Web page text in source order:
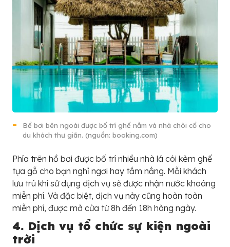
Bể bơi bên ngoài được bố trí ghế nằm và nhà chòi cổ cho
du khách thư giãn. (nguồn: booking.com)
Phía trên hồ bơi được bố trí nhiều nhà lá cói kèm ghế
tựa gỗ cho bạn nghỉ ngơi hay tắm nắng. Mỗi khách
lưu trú khi sử dụng dịch vụ sẽ được nhận nước khoáng
miễn phí. Và đặc biệt, dịch vụ này cũng hoàn toàn
miễn phí, được mở cửa từ 8h đến 18h hàng ngày.
4. Dịch vụ tổ chức sự kiện ngoài
trời